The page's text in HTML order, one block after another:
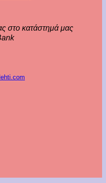
στο κατάστημά μας